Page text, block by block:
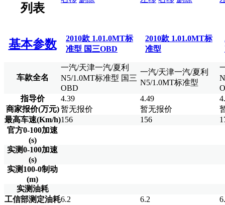
列表
基本参数
2010款 1.01.0MT标
准型 国三OBD
2010款 1.01.0MT标
准型
车款全名
一汽/天津一汽/夏利
N5/1.0MT标准型 国三
OBD
一汽/天津一汽/夏利
N5/1.0MT标准型
指导价
4.39 4.49
商家报价(万元) 暂无报价 暂无报价
最高车速(Km/h)156 156
官方0-100加速
(s)
实测0-100加速
(s)
实测100-0制动
(m)
实测油耗
工信部测定油耗6.2 6.2